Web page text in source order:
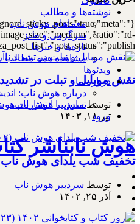
نوشته‌ها و مطالب
معماهای هوش ناب
سرگرمی و طنز
تازه‌ها و خبرها
مشاهده همه
ویدئوها
درباره ما
درباره هوش ناب:
تماس با انتشارات
ورود
هوش نابناشر
نقش موبایل و تبلت در تشدید
توسطسردبیر هوش ناب
تیر ۱۸, ۱۴۰۳
تخفیف شب یلدای هوش ناب
توسط سردبیر هوش ناب
آذر ۲۵, ۱۴۰۲